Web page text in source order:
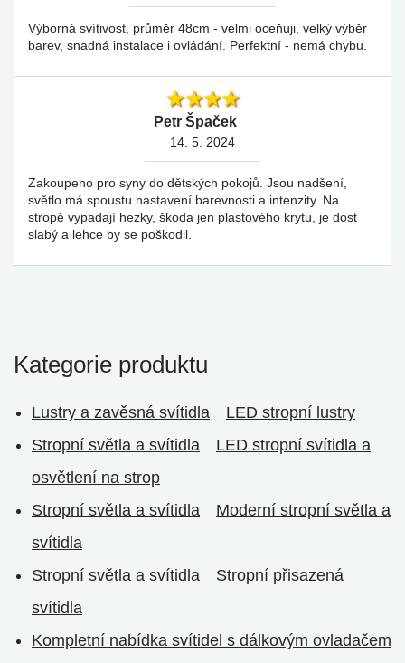
Výborná svítivost, průměr 48cm - velmi oceňuji, velký výběr
barev, snadná instalace i ovládání. Perfektní - nemá chybu.
Petr Špaček
14. 5. 2024
Zakoupeno pro syny do dětských pokojů. Jsou nadšení,
světlo má spoustu nastavení barevnosti a intenzity. Na
stropě vypadají hezky, škoda jen plastového krytu, je dost
slabý a lehce by se poškodil.
Kategorie produktu
Lustry a zavěsná svítidla
LED stropní lustry
Stropní světla a svítidla
LED stropní svítidla a
osvětlení na strop
Stropní světla a svítidla
Moderní stropní světla a
svítidla
Stropní světla a svítidla
Stropní přisazená
svítidla
Kompletní nabídka svítidel s dálkovým ovladačem